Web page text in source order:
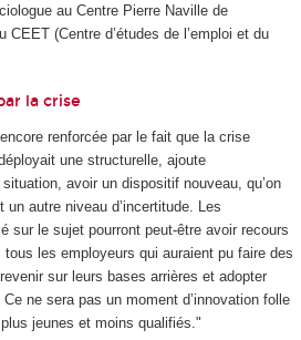
au Centre Pierre Naville de
CEET (Centre d’études de l’emploi et du
la crise
renforcée par le fait que la crise
une structurelle, ajoute
avoir un dispositif nouveau, qu’on
autre niveau d’incertitude. Les
sur le sujet pourront peut-être avoir recours
tous les employeurs qui auraient pu faire des
sur leurs bases arrières et adopter
ne sera pas un moment d’innovation folle
jeunes et moins qualifiés."